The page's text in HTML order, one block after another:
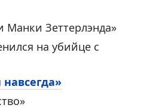
Манки Зеттерлэнда»
на убийце с